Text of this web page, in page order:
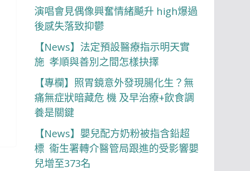
演唱會見偶像興奮情緒飇升 high爆過
後感失落致抑鬱
【News】法定預設醫療指示明天實
施 孝順與善別之間怎樣抉擇
【專欄】照胃鏡意外發現腸化生？無
痛無症狀暗藏危 機 及早治療+飲食調
養是關鍵
【News】嬰兒配方奶粉被指含鉛超
標 衞生署轉介醫管局跟進的受影響嬰
兒增至373名